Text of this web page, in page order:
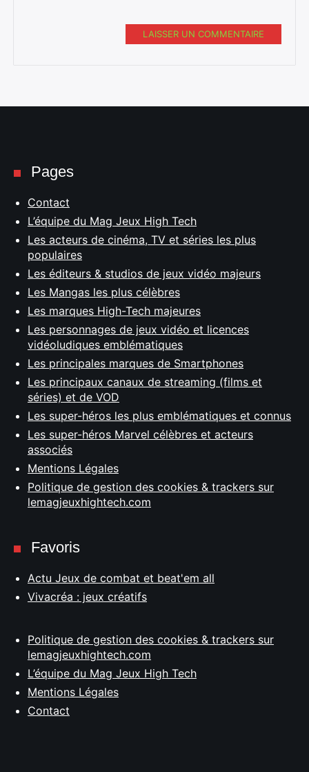
LAISSER UN COMMENTAIRE
Pages
Contact
L’équipe du Mag Jeux High Tech
Les acteurs de cinéma, TV et séries les plus
populaires
Les éditeurs & studios de jeux vidéo majeurs
Les Mangas les plus célèbres
Les marques High-Tech majeures
Les personnages de jeux vidéo et licences
vidéoludiques emblématiques
Les principales marques de Smartphones
Les principaux canaux de streaming (films et
séries) et de VOD
Les super-héros les plus emblématiques et connus
Les super-héros Marvel célèbres et acteurs
associés
Mentions Légales
Politique de gestion des cookies & trackers sur
lemagjeuxhightech.com
Favoris
Actu Jeux de combat et beat'em all
Vivacréa : jeux créatifs
Politique de gestion des cookies & trackers sur
lemagjeuxhightech.com
L’équipe du Mag Jeux High Tech
Mentions Légales
Contact